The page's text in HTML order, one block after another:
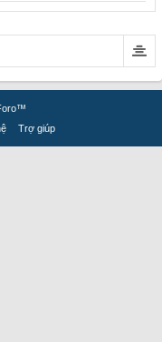
Trợ giúp